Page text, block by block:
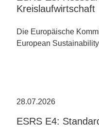
Kreislaufwirtschaft
Die Europäische
European
28.07.2026
ESRS E4: